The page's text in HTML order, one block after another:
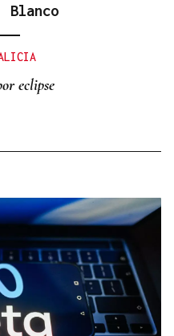
Blanco
eclipse